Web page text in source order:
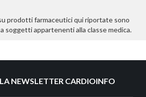
prodotti farmaceutici qui riportate sono
soggetti appartenenti alla classe medica.
NEWSLETTER CARDIOINFO